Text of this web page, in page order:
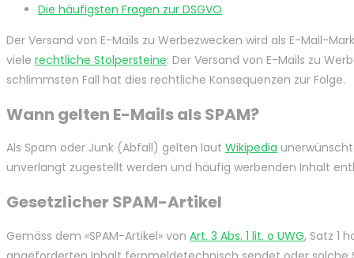
Die häufigsten Fragen zur DSGVO
Der Versand von E-Mails zu Werbezwecken wird als E-Mail-
viele rechtliche Stolpersteine: Der Versand von E-Mails zu
schlimmsten Fall hat dies rechtliche Konsequenzen zur Folge.
Wann gelten E-Mails als SPAM?
Als Spam oder Junk (Abfall) gelten laut Wikipedia
unverlangt zugestellt werden und häufig werbenden Inhalt
Gesetzlicher SPAM-Artikel
Gemäss dem «SPAM-Artikel» von Art. 3 Abs. 1 lit. o UWG, Satz 1